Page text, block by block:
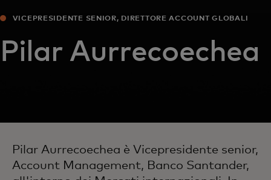
VICEPRESIDENTE SENIOR, DIRETTORE ACCOUNT GLOBALI
Pilar Aurrecoechea
Pilar Aurrecoechea è Vicepresidente senior,
Account Management, Banco Santander,